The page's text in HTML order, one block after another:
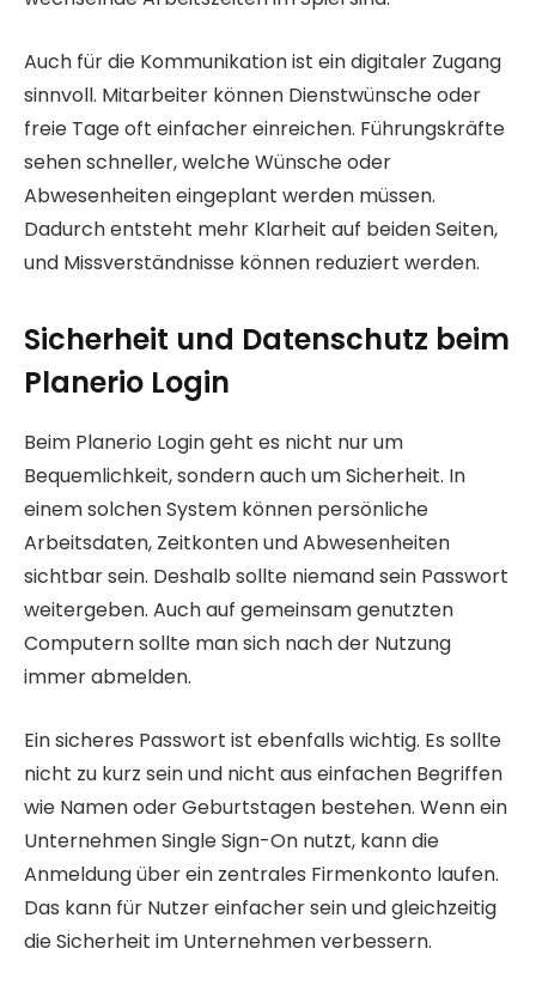
Auch für die Kommunikation ist ein digitaler Zugang
sinnvoll. Mitarbeiter können Dienstwünsche oder
freie Tage oft einfacher einreichen. Führungskräfte
sehen schneller, welche Wünsche oder
Abwesenheiten eingeplant werden müssen.
Dadurch entsteht mehr Klarheit auf beiden Seiten,
und Missverständnisse können reduziert werden.
Sicherheit und Datenschutz beim
Planerio Login
Beim Planerio Login geht es nicht nur um
Bequemlichkeit, sondern auch um Sicherheit. In
einem solchen System können persönliche
Arbeitsdaten, Zeitkonten und Abwesenheiten
sichtbar sein. Deshalb sollte niemand sein Passwort
weitergeben. Auch auf gemeinsam genutzten
Computern sollte man sich nach der Nutzung
immer abmelden.
Ein sicheres Passwort ist ebenfalls wichtig. Es sollte
nicht zu kurz sein und nicht aus einfachen Begriffen
wie Namen oder Geburtstagen bestehen. Wenn ein
Unternehmen Single Sign-On nutzt, kann die
Anmeldung über ein zentrales Firmenkonto laufen.
Das kann für Nutzer einfacher sein und gleichzeitig
die Sicherheit im Unternehmen verbessern.